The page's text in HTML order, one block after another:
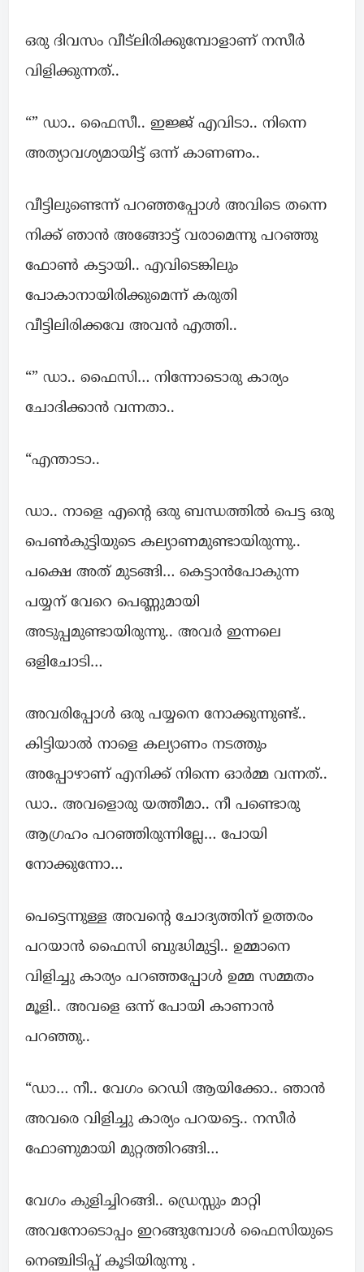
ഒരു ദിവസം വീട്‌ലിരിക്കുമ്പോളാണ് നസീർ
വിളിക്കുന്നത്..
“” ഡാ.. ഫൈസീ.. ഇജ്ജ് എവിടാ.. നിന്നെ
അത്യാവശ്യമായിട്ട് ഒന്ന് കാണണം..
വീട്ടിലുണ്ടെന്ന് പറഞ്ഞപ്പോൾ അവിടെ തന്നെ
നിക്ക് ഞാൻ അങ്ങോട്ട്‌ വരാമെന്നു പറഞ്ഞു
ഫോൺ കട്ടായി.. എവിടെങ്കിലും
പോകാനായിരിക്കുമെന്ന് കരുതി
വീട്ടിലിരിക്കവേ അവൻ എത്തി..
“” ഡാ.. ഫൈസി… നിന്നോടൊരു കാര്യം
ചോദിക്കാൻ വന്നതാ..
“എന്താടാ..
ഡാ.. നാളെ എന്റെ ഒരു ബന്ധത്തിൽ പെട്ട ഒരു
പെൺകുട്ടിയുടെ കല്യാണമുണ്ടായിരുന്നു..
പക്ഷെ അത് മുടങ്ങി… കെട്ടാൻപോകുന്ന
പയ്യന് വേറെ പെണ്ണുമായി
അടുപ്പമുണ്ടായിരുന്നു.. അവർ ഇന്നലെ
ഒളിചോടി…
അവരിപ്പോൾ ഒരു പയ്യനെ നോക്കുന്നുണ്ട്..
കിട്ടിയാൽ നാളെ കല്യാണം നടത്തും
അപ്പോഴാണ് എനിക്ക് നിന്നെ ഓർമ്മ വന്നത്..
ഡാ.. അവളൊരു യത്തീമാ.. നീ പണ്ടൊരു
ആഗ്രഹം പറഞ്ഞിരുന്നില്ലേ… പോയി
നോക്കുന്നോ…
പെട്ടെന്നുള്ള അവന്റെ ചോദ്യത്തിന് ഉത്തരം
പറയാൻ ഫൈസി ബുദ്ധിമുട്ടി.. ഉമ്മാനെ
വിളിച്ചു കാര്യം പറഞ്ഞപ്പോൾ ഉമ്മ സമ്മതം
മൂളി.. അവളെ ഒന്ന് പോയി കാണാൻ
പറഞ്ഞു..
“ഡാ… നീ.. വേഗം റെഡി ആയിക്കോ.. ഞാൻ
അവരെ വിളിച്ചു കാര്യം പറയട്ടെ.. നസീർ
ഫോണുമായി മുറ്റത്തിറങ്ങി…
വേഗം കുളിച്ചിറങ്ങി.. ഡ്രെസ്സും മാറ്റി
അവനോടൊപ്പം ഇറങ്ങുമ്പോൾ ഫൈസിയുടെ
നെഞ്ചിടിപ്പ് കൂടിയിരുന്നു .